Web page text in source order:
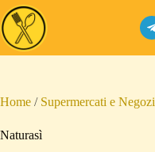
Salta
al
contenuto
Home / Supermercati e Negozi
Naturasì